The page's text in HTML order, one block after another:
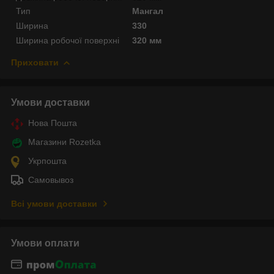
Тип
Мангал
Ширина
330
Ширина робочої поверхні
320 мм
Приховати
Умови доставки
Нова Пошта
Магазини Rozetka
Укрпошта
Самовывоз
Всі умови доставки
Умови оплати